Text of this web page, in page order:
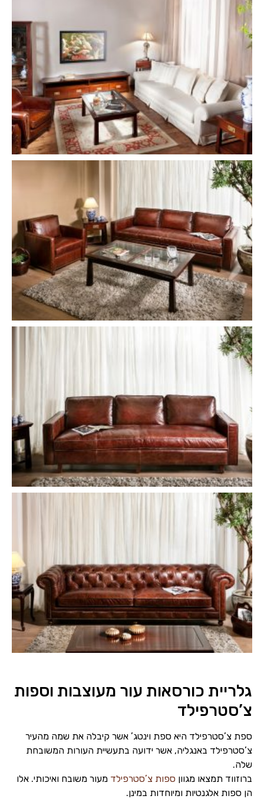
גלריית כורסאות עור מעוצבות וספות
צ’סטרפילד
ספת צ’סטרפילד היא ספת וינטג’ אשר קיבלה את שמה מהעיר
צ’סטרפילד באנגליה, אשר ידועה בתעשיית העורות המשובחת
שלה.
ברוזווד תמצאו מגוון ספות צ’סטרפילד מעור משובח ואיכותי. אלו
הן ספות אלגנטיות ומיוחדות במינן.